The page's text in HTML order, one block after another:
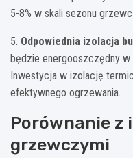
5-8% w skali sezonu
5. Odpowiednia izolacja
będzie energooszczędny w
Inwestycja w izolację
efektywnego ogrzewania.
Porównanie z
grzewczymi